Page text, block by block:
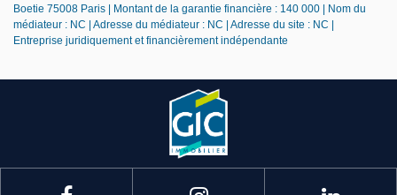
Boetie 75008 Paris | Montant de la garantie financière : 140 000 | Nom du
médiateur : NC | Adresse du médiateur : NC | Adresse du site : NC |
Entreprise juridiquement et financièrement indépendante